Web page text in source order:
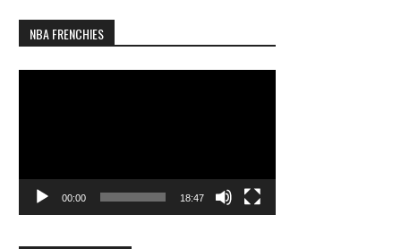
NBA FRENCHIES
00:00 18:47